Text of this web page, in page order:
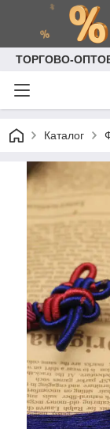
ТОРГОВО-
Каталог